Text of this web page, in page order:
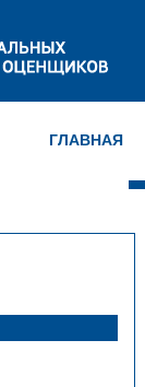
ГЛАВНАЯ